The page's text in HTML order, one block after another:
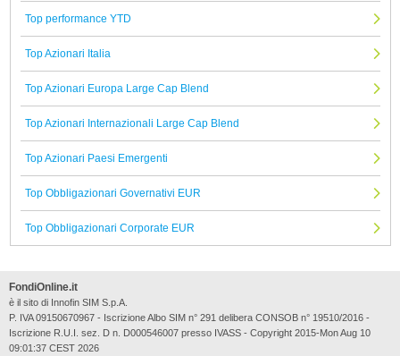
Top performance YTD
Top Azionari Italia
Top Azionari Europa Large Cap Blend
Top Azionari Internazionali Large Cap Blend
Top Azionari Paesi Emergenti
Top Obbligazionari Governativi EUR
Top Obbligazionari Corporate EUR
FondiOnline.it
è il sito di Innofin SIM S.p.A.
P. IVA 09150670967 - Iscrizione Albo SIM n° 291 delibera CONSOB n° 19510/2016 -
Iscrizione R.U.I. sez. D n. D000546007 presso IVASS - Copyright 2015-Mon Aug 10
09:01:37 CEST 2026